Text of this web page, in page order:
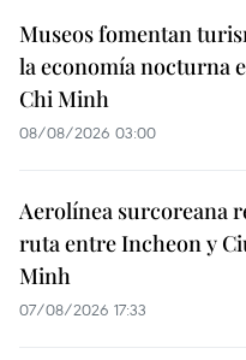
Museos fomentan
la economía nocturna
Chi Minh
08/08/2026 03:00
Aerolínea surcoreana
ruta entre Incheon y
Minh
07/08/2026 17:33